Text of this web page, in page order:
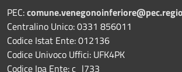
PEC:
Centralino Unico: 0331 856011
Codice Istat Ente: 012136
Codice Univoco Uffici: UFK4PK
Codice Ipa Ente: c_l733